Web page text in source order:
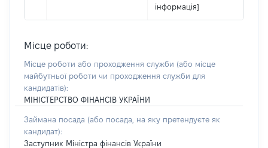
інформація]
Місце роботи:
Місце роботи або проходження служби (або місце
майбутньої роботи чи проходження служби для
кандидатів):
МІНІСТЕРСТВО ФІНАНСІВ УКРАЇНИ
Займана посада (або посада, на яку претендуєте як
кандидат):
Заступник Міністра фінансів України